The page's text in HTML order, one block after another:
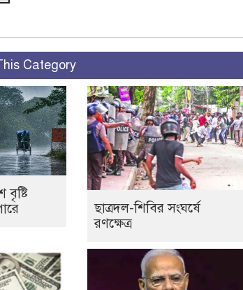
Category
বৃষ্টি
ছাত্রদল-শিবির সংঘর্ষে
রণক্ষেত্র